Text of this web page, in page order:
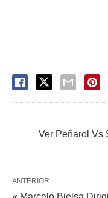
Ver Peñarol Vs
ANTERIOR